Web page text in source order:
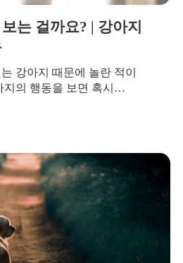
는 걸까요? | 강아지
강아지 때문에 놀란 적이
지의 행동을 보면 혹시…